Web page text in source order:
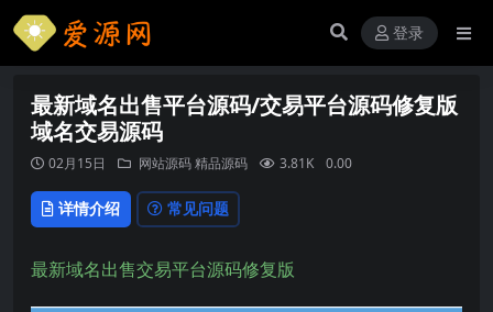
登录
最新域名出售平台源码/交易平台源码修复版
域名交易源码
02月15日 网站源码精品源码 3.81K 0.00
详情介绍 常见问题
最新域名出售交易平台源码修复版